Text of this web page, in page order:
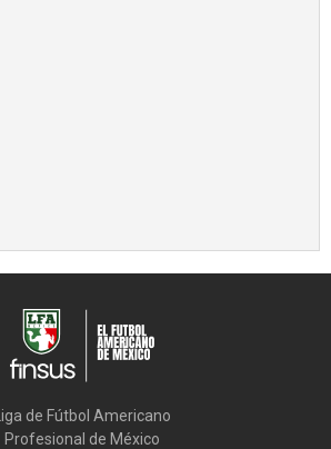
Liga de Fútbol Americano
Profesional de México